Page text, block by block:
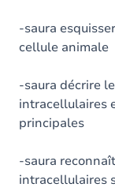
-saura
cellule animale
-saura décrire
intracellulaires
principales
-saura
intracellulaires